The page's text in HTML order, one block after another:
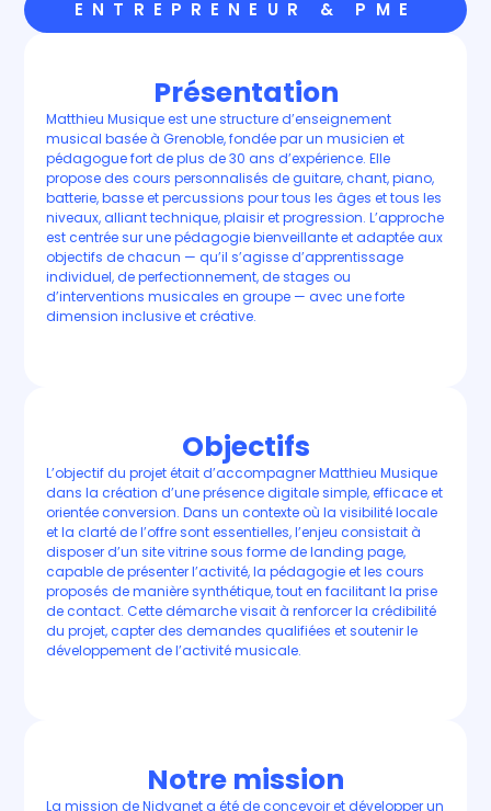
Présentation
Matthieu Musique est une structure d’enseignement
musical basée à Grenoble, fondée par un musicien et
pédagogue fort de plus de 30 ans d’expérience. Elle
propose des cours personnalisés de guitare, chant, piano,
batterie, basse et percussions pour tous les âges et tous les
niveaux, alliant technique, plaisir et progression. L’approche
est centrée sur une pédagogie bienveillante et adaptée aux
objectifs de chacun — qu’il s’agisse d’apprentissage
individuel, de perfectionnement, de stages ou
d’interventions musicales en groupe — avec une forte
dimension inclusive et créative.
ENTREPRENEUR & PME
Objectifs
L’objectif du projet était d’accompagner Matthieu Musique
dans la création d’une présence digitale simple, efficace et
orientée conversion. Dans un contexte où la visibilité locale
et la clarté de l’offre sont essentielles, l’enjeu consistait à
disposer d’un site vitrine sous forme de landing page,
capable de présenter l’activité, la pédagogie et les cours
proposés de manière synthétique, tout en facilitant la prise
de contact. Cette démarche visait à renforcer la crédibilité
du projet, capter des demandes qualifiées et soutenir le
développement de l’activité musicale.
Notre mission
La mission de Nidyanet a été de concevoir et développer un